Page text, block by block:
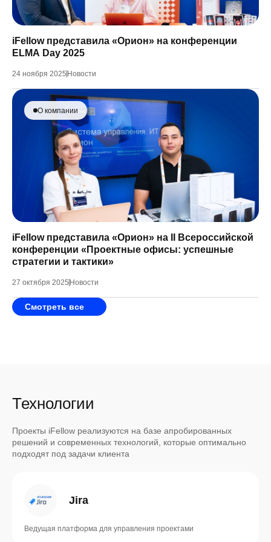
iFellow представила «Орион» на конференции
ELMA Day 2025
24 ноября 2025 Новости
О компании
iFellow представила «Орион» на II Всероссийской
конференции «Проектные офисы: успешные
стратегии и тактики»
27 октября 2025 Новости
Смотреть все
Технологии
Проекты iFellow реализуются на базе апробированных
решений и современных технологий, которые оптимально
подходят под задачи клиента
Jira
Ведущая платформа для управления проектами